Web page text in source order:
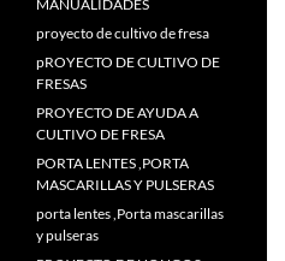
MANUALIDADES
proyecto de cultivo de fresa
pROYECTO DE CULTIVO DE
FRESAS
PROYECTO DE AYUDA A
CULTIVO DE FRESA
PORTA LENTES,PORTA
MASCARILLAS Y PULSERAS
porta lentes,Porta mascarillas
y pulseras